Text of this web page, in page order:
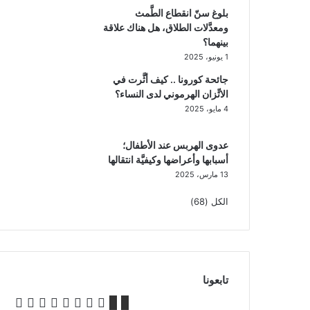
بلوغ سنّ انقطاع الطَّمث
ومعدَّلات الطلاق، هل هناك علاقة
بينهما؟
1 يونيو، 2025
جائحة كورونا .. كيف أثَّرت في
الاتِّزان الهرموني لدى النساء؟
4 مايو، 2025
عدوى الهربس عند الأطفال؛
أسبابها وأعراضها وكيفيَّة انتقالها
13 مارس، 2025
الكل (68)
تابعونا
‫X
انستقرام
تيلقرام
‫TikTok
واتساب
ملخص
Facebook
Whatsapp